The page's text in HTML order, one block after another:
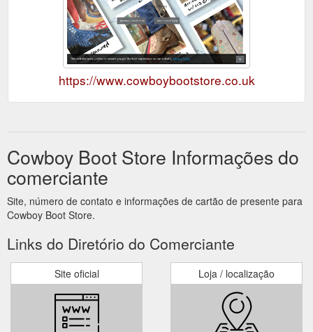
https://www.cowboybootstore.co.uk
Cowboy Boot Store Informações do
comerciante
Site, número de contato e informações de cartão de presente para
Cowboy Boot Store.
Links do Diretório do Comerciante
Site oficial Loja / localização